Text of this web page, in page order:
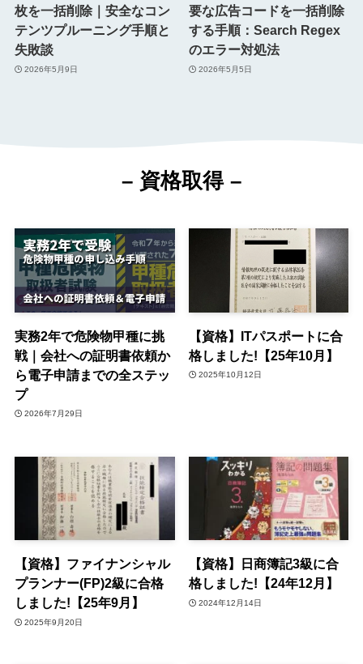
枚を一括削除｜安全なコン
テンツプルーニング手順と
失敗談
2026年5月9日
要な広告コードを一括削除
する手順：Search Regex
のエラー対処法
2026年5月5日
– 資格取得 –
実務2年で危険物甲種に挑
戦｜会社への証明書依頼か
ら電子申請までの全ステッ
プ
2026年7月29日
【資格】ITパスポートに合
格しました!【25年10月】
2025年10月12日
【資格】ファイナンシャル
プランナー(FP)2級に合格
しました!【25年9月】
2025年9月20日
【資格】日商簿記3級に合
格しました!【24年12月】
2024年12月14日